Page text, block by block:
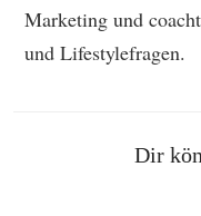
Marketing und
und Lifestylefragen.
Dir